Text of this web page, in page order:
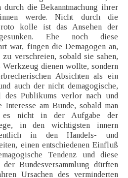
durch die Bekanntmachung ihrer
werde. Nicht durch die
kolle ist das Ansehen der
gesunken. Ehe noch diese
war, fingen die Demagogen an,
verschreien, sobald sie sahen,
Werkzeug dienen wollte, sondern
Absichten als ein
auch der nicht demagogische,
des Publikums verlor nach und
Interesse am Bunde, sobald man
es nicht in der Aufgabe der
in den wichtigsten innern
in den Handels- und
einen entschiedenen Einfluß
Tendenz und diese
der Bundesversammlung dürften
Ursachen des verminderten